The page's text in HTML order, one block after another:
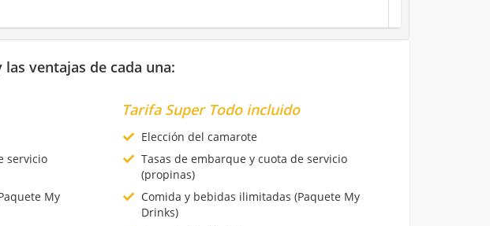
ventajas de cada una:
servicio
My
Tarifa Super Todo incluido
Elección del camarote
Tasas de embarque y cuota de servicio
(propinas)
Comida y bebidas ilimitadas (Paquete My
Drinks)